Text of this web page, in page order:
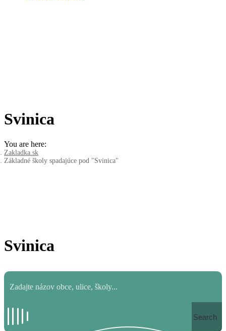
Svinica
You are here:
Zakladka.sk
Základné školy spadajúce pod "Svinica"
Svinica
Search